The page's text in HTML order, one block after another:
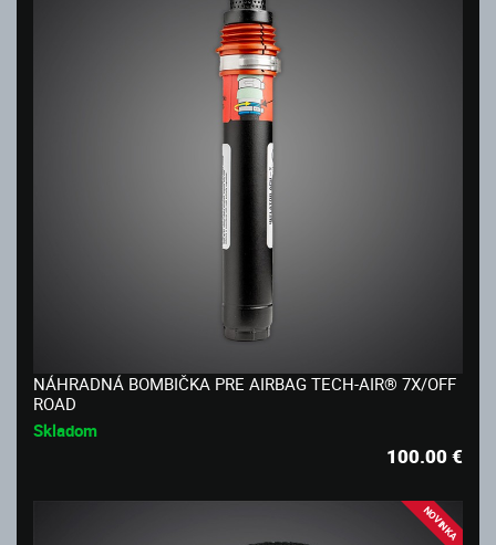
NÁHRADNÁ BOMBIČKA PRE AIRBAG TECH-AIR® 7X/OFF
ROAD
Skladom
100.00€
NOVINKA